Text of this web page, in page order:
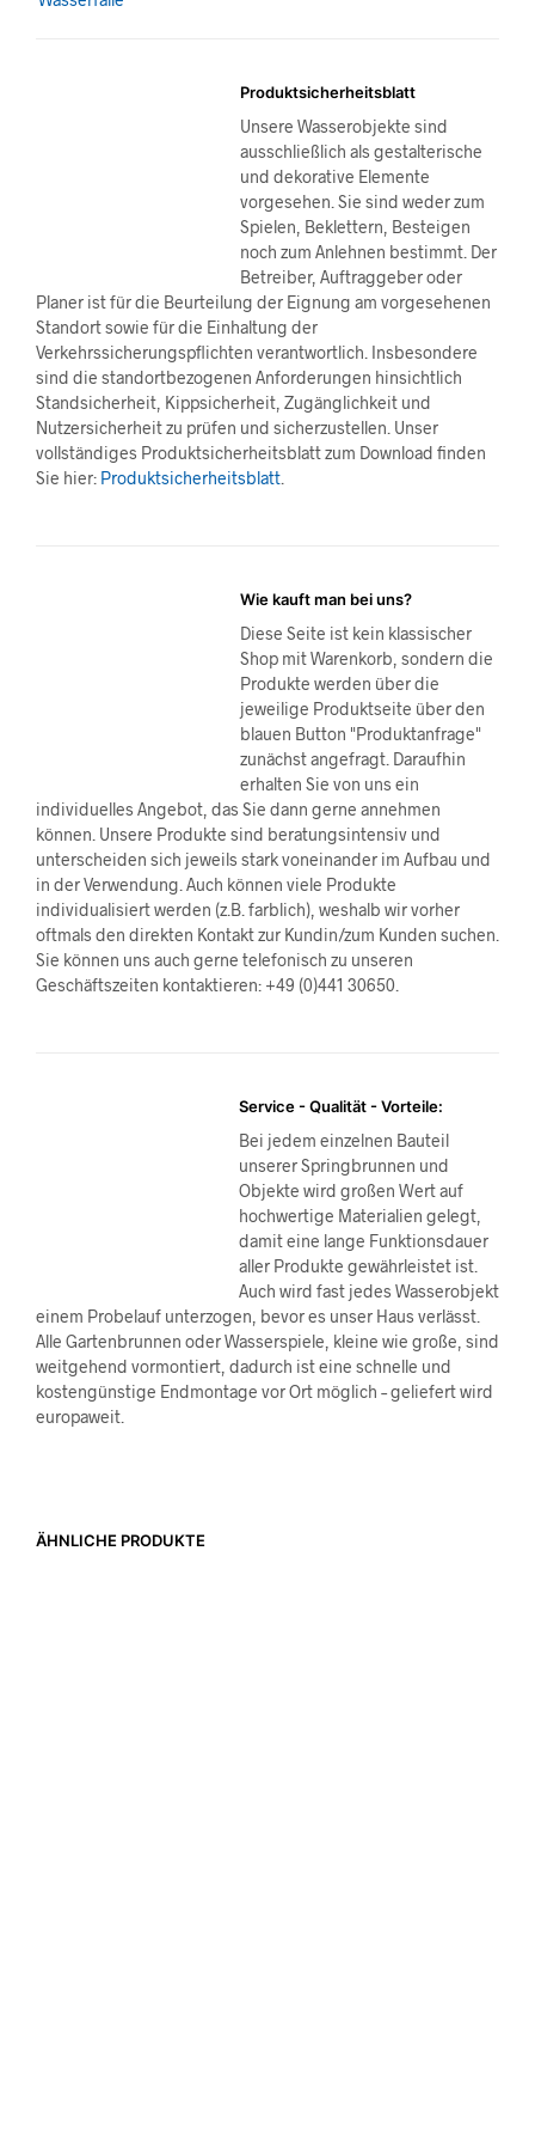
Produktsicherheitsblatt
Unsere Wasserobjekte sind
ausschließlich als gestalterische
und dekorative Elemente
vorgesehen. Sie sind weder zum
Spielen, Beklettern, Besteigen
noch zum Anlehnen bestimmt. Der
Betreiber, Auftraggeber oder
Planer ist für die Beurteilung der Eignung am vorgesehenen
Standort sowie für die Einhaltung der
Verkehrssicherungspflichten verantwortlich. Insbesondere
sind die standortbezogenen Anforderungen hinsichtlich
Standsicherheit, Kippsicherheit, Zugänglichkeit und
Nutzersicherheit zu prüfen und sicherzustellen. Unser
vollständiges Produktsicherheitsblatt zum Download finden
Sie hier: Produktsicherheitsblatt
Wie kauft man bei uns?
Diese Seite ist kein klassischer
Shop mit Warenkorb, sondern die
Produkte werden über die
jeweilige Produktseite über den
blauen Button "Produktanfrage"
zunächst angefragt. Daraufhin
erhalten Sie von uns ein
individuelles Angebot, das Sie dann gerne annehmen
können. Unsere Produkte sind beratungsintensiv und
unterscheiden sich jeweils stark voneinander im Aufbau und
in der Verwendung. Auch können viele Produkte
individualisiert werden (z.B. farblich), weshalb wir vorher
oftmals den direkten Kontakt zur Kundin/zum Kunden suchen.
Sie können uns auch gerne telefonisch zu unseren
Geschäftszeiten kontaktieren: +49 (0)441 30650.
Service - Qualität - Vorteile:
Bei jedem einzelnen Bauteil
unserer Springbrunnen und
Objekte wird großen Wert auf
hochwertige Materialien gelegt,
damit eine lange Funktionsdauer
aller Produkte gewährleistet ist.
Auch wird fast jedes Wasserobjekt
einem Probelauf unterzogen, bevor es unser Haus verlässt.
Alle Gartenbrunnen oder Wasserspiele, kleine wie große, sind
weitgehend vormontiert, dadurch ist eine schnelle und
kostengünstige Endmontage vor Ort möglich – geliefert wird
europaweit.
ÄHNLICHE PRODUKTE